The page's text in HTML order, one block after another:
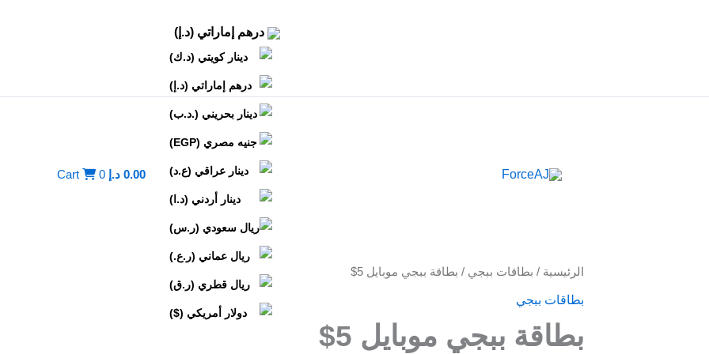
درهم إماراتي (د.إ)
دينار كويتي (د.ك)
درهم إماراتي (د.إ)
دينار بحريني (.د.ب)
جنيه مصري (EGP)
دينار عراقي (ع.د)
دينار أردني (د.ا)
ريال سعودي (ر.س)
ريال عماني (ر.ع.)
ريال قطري (ر.ق)
دولار أمريكي ($)
0.00 د.إ 0
Cart
الرئيسية / بطاقات ببجي / بطاقة ببجي موبايل 5$
بطاقات ببجي
بطاقة ببجي موبايل 5$
كمية
بطاقة
موبايل